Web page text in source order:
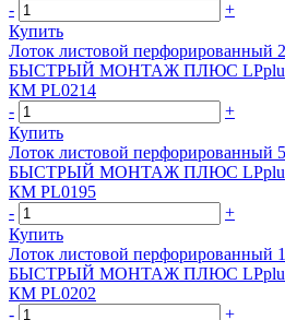
-
+
Купить
Лоток листовой перфорированный
БЫСТРЫЙ МОНТАЖ ПЛЮС
КМ PL0214
-
+
Купить
Лоток листовой перфорированный
БЫСТРЫЙ МОНТАЖ ПЛЮС
КМ PL0195
-
+
Купить
Лоток листовой перфорированный
БЫСТРЫЙ МОНТАЖ ПЛЮС
КМ PL0202
-
+